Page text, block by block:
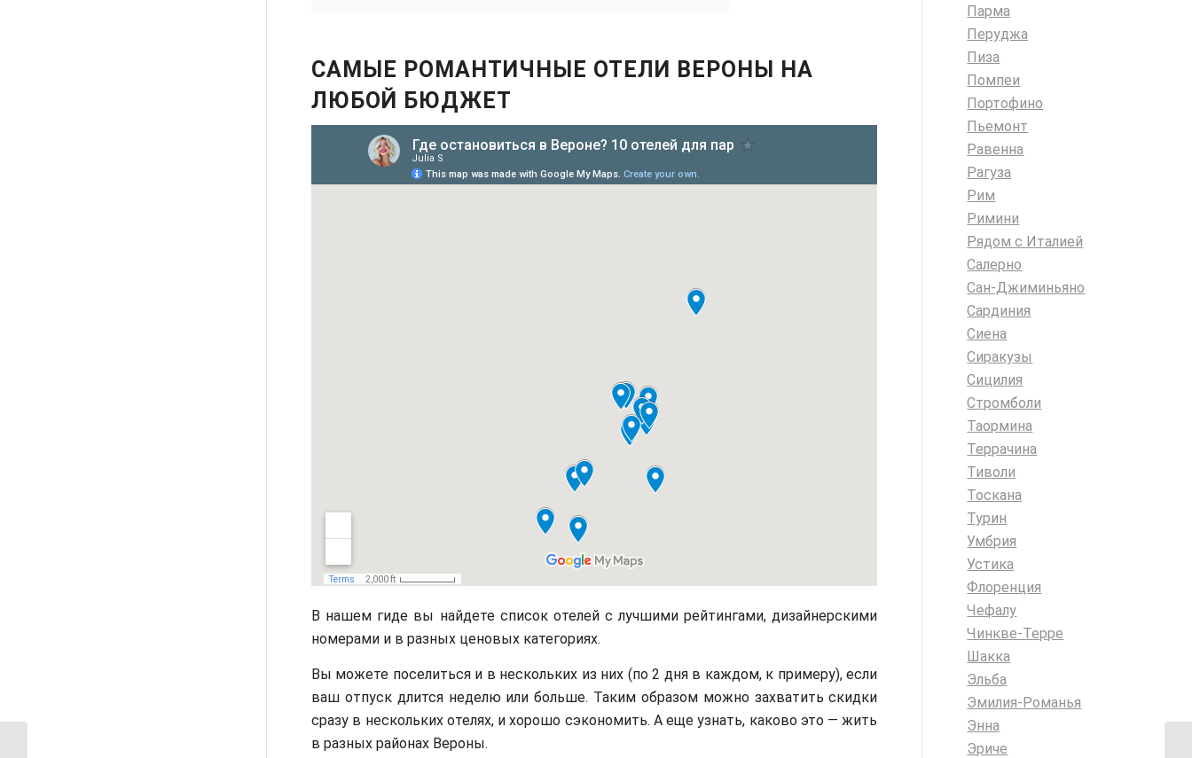
САМЫЕ РОМАНТИЧНЫЕ ОТЕЛИ ВЕРОНЫ НА
ЛЮБОЙ БЮДЖЕТ
В нашем гиде вы найдете список отелей с лучшими рейтингами, дизайнерскими
номерами и в разных ценовых категориях.
Вы можете поселиться и в нескольких из них (по 2 дня в каждом, к примеру), если
ваш отпуск длится неделю или больше. Таким образом можно захватить скидки
сразу в нескольких отелях, и хорошо сэкономить. А еще узнать, каково это — жить
в разных районах Вероны.
Парма
Перуджа
Пиза
Помпеи
Портофино
Пьемонт
Равенна
Рагуза
Рим
Римини
Рядом с Италией
Салерно
Сан-Джиминьяно
Сардиния
Сиена
Сиракузы
Сицилия
Стромболи
Таормина
Террачина
Тиволи
Тоскана
Турин
Умбрия
Устика
Флоренция
Чефалу
Чинкве-Терре
Шакка
Эльба
Эмилия-Романья
Энна
Эриче